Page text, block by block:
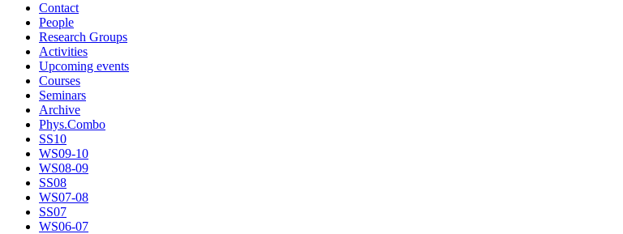
Contact
People
Research Groups
Activities
Upcoming events
Courses
Seminars
Archive
Phys.Combo
SS10
WS09-10
WS08-09
SS08
WS07-08
SS07
WS06-07